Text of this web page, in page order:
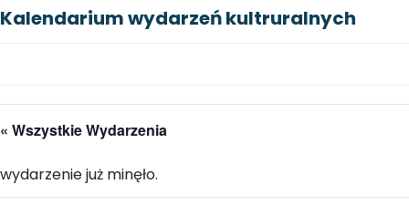
Kalendarium wydarzeń kultruralnych
« Wszystkie Wydarzenia
wydarzenie już minęło.